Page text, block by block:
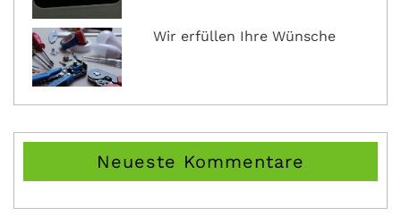
Wir erfüllen Ihre Wünsche
Neueste Kommentare